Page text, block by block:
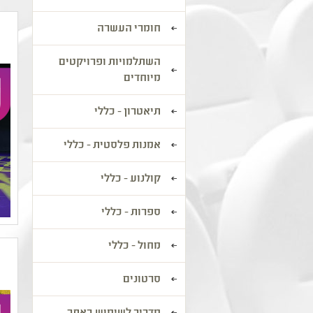
חומרי העשרה
השתלמויות ופרויקטים
מיוחדים
תיאטרון - כללי
אמנות פלסטית - כללי
קולנוע - כללי
ספרות - כללי
מחול - כללי
סרטונים